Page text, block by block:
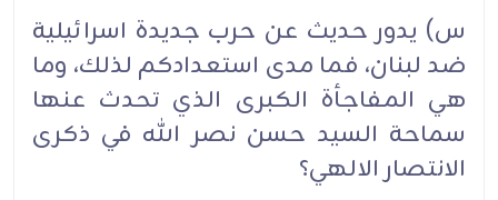
س) يدور حديث عن حرب جديدة اسرائيلية
ضد لبنان، فما مدى استعدادكم لذلك، وما
هي المفاجأة الكبرى الذي تحدث عنها
سماحة السيد حسن نصر الله في ذكرى
الانتصار الالهي؟